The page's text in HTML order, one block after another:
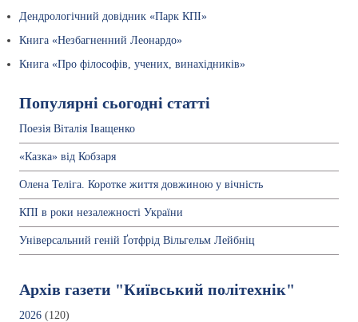
Дендрологічний довідник «Парк КПІ»
Книга «Незбагненний Леонардо»
Книга «Про філософів, учених, винахідників»
Популярні сьогодні статті
Поезія Віталія Іващенко
«Казка» від Кобзаря
Олена Теліга. Коротке життя довжиною у вічність
КПІ в роки незалежності України
Універсальний геній Ґотфрід Вільгельм Лейбніц
Архів газети "Київський політехнік"
2026 (120)